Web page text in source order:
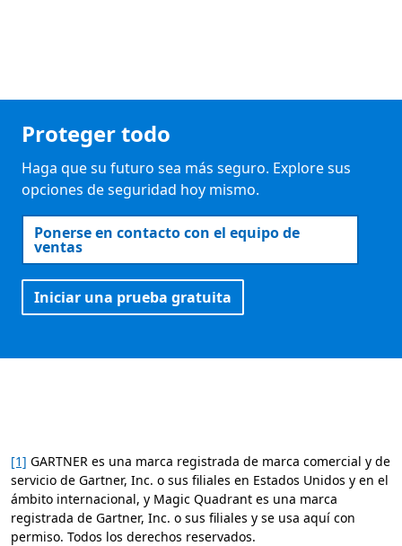
Proteger todo
Haga que su futuro sea más seguro. Explore sus
opciones de seguridad hoy mismo.
Ponerse en contacto con el equipo de
ventas
Iniciar una prueba gratuita
[1] GARTNER es una marca registrada de marca comercial y de
servicio de Gartner, Inc. o sus filiales en Estados Unidos y en el
ámbito internacional, y Magic Quadrant es una marca
registrada de Gartner, Inc. o sus filiales y se usa aquí con
permiso. Todos los derechos reservados.